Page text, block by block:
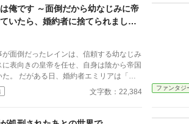
、エミルが目にしたのは——税務報告の締
らの陳情の山、そして紅茶の淹れ方すら知
。三ヶ月後、かつて「地味な妻」と呼ばれ
、辺境伯の財務顧問として辣腕を振るって
俺です ～面倒だから幼なじみに帝
いたら、婚約者に捨てられまし
明かしたら全員後悔してももう遅
が面倒だったレインは、信頼する幼なじみ
に表向きの皇帝を任せ、自身は陰から帝国
ミリアは「権
もない」と彼を見限り婚約破棄を宣言す
た男と、見るべきものを見失った者たちの
文字数：22,384 ファンタジ